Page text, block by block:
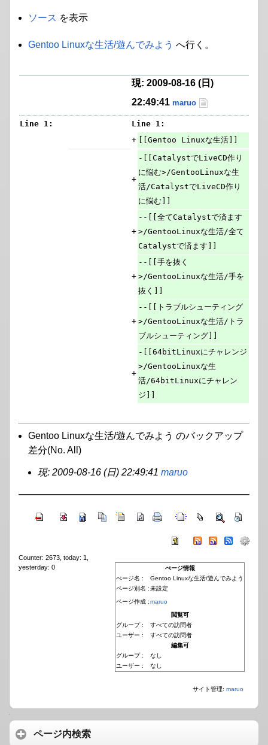
ソース を表示
Gentoo Linuxな生活/遊んでみよう へ行く。
現: 2009-08-16 (日)
22:49:41 maruo
Line 1:
Line 1:
+ [[Gentoo Linuxな生活]]
+
-[[CatalystでLiveCD作り
に悩む>/GentooLinuxな生
活/CatalystでLiveCD作り
に悩む]]
+
--[[全てCatalystで済ます
>/GentooLinuxな生活/全て
Catalystで済ます]]
+
--[[手を抜く
>/GentooLinuxな生活/手を
抜く]]
+
--[[トラブルシューティング
>/GentooLinuxな生活/トラ
ブルシューティング]]
+
-[[64bitLinuxにチャレンジ
>/GentooLinuxな生
活/64bitLinuxにチャレン
ジ]]
Gentoo Linuxな生活/遊んでみよう のバックアップ
差分(No. All)
現: 2009-08-16 (日) 22:49:41 maruo
ぺージ情報
ぺージ名 :
Gentoo Linuxな生活/遊んでみよう
ページ別名 :未設定
ページ作成 :maruo
閲覧可
グループ :
すべての訪問者
ユーザー :
すべての訪問者
編集可
グループ :
なし
ユーザー :
なし
Counter: 2673, today: 1,
yesterday: 0
サイト管理: maruo
ページ内検索